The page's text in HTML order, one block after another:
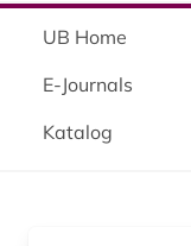
UB Home
E-Journals
Katalog